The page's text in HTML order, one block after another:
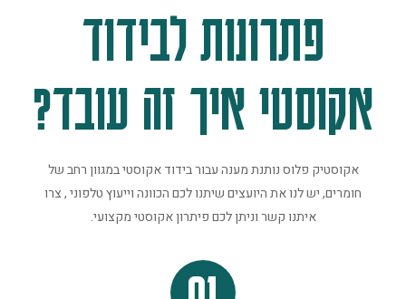
פתרונות לבידוד
אקוסטי איך זה עובד?
אקוסטיק פלוס נותנת מענה עבור בידוד אקוסטי במגוון רחב של
חומרים, יש לנו את היועצים שיתנו לכם הכוונה וייעוץ טלפוני , צרו
איתנו קשר וניתן לכם פיתרון אקוסטי מקצועי.